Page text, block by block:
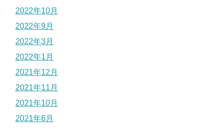
2022年10月
2022年9月
2022年3月
2022年1月
2021年12月
2021年11月
2021年10月
2021年6月